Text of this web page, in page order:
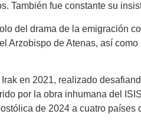
También fue constante su
del drama de la emigración
de Atenas, así
en 2021, realizado
por la obra inhumana del
de 2024 a cuatro países